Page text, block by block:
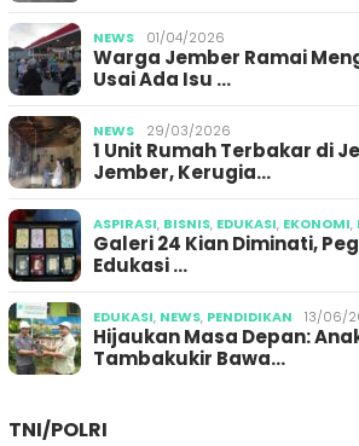
NEWS 01/04/2026
Warga Jember Ramai
Usai Ada Isu …
NEWS 29/03/2026
1 Unit Rumah Terbakar di
Jember, Kerugia…
ASPIRASI, BISNIS, EDUKASI, EKONOMI,
Galeri 24 Kian Diminati,
Edukasi …
EDUKASI, NEWS, PENDIDIKAN 13/06/
Hijaukan Masa Depan:
Tambakukir Bawa…
TNI/POLRI